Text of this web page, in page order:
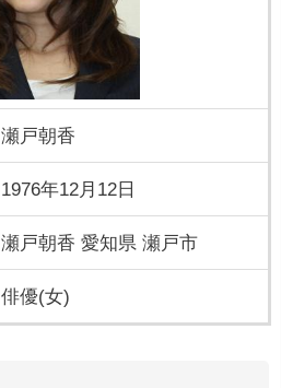
瀬戸朝香
1976年12月12日
瀬戸朝香 愛知県 瀬戸市
俳優(女)